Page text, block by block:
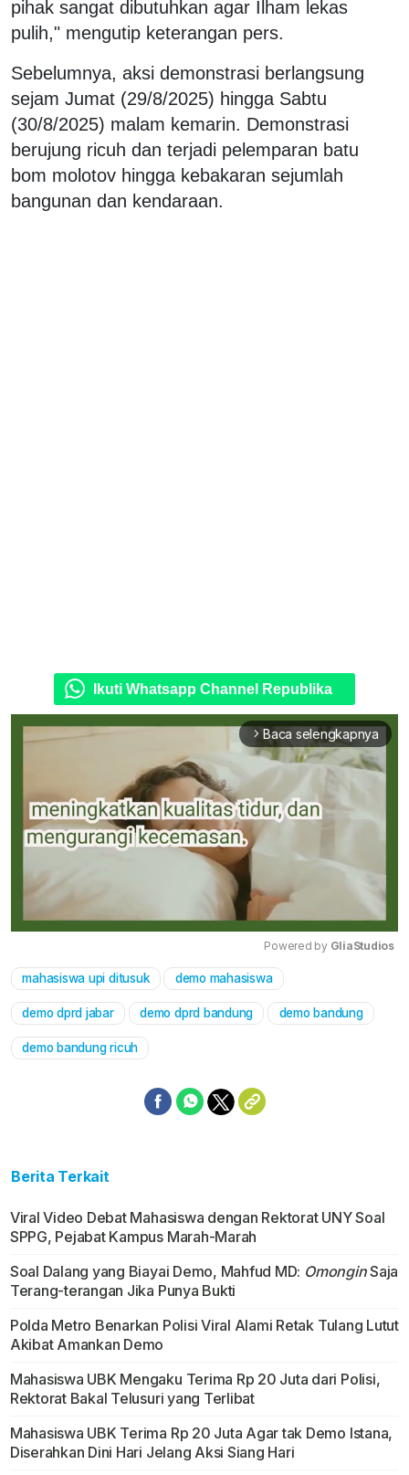
pihak sangat dibutuhkan agar Ilham lekas
pulih," mengutip keterangan pers.
Sebelumnya, aksi demonstrasi berlangsung
sejam Jumat (29/8/2025) hingga Sabtu
(30/8/2025) malam kemarin. Demonstrasi
berujung ricuh dan terjadi pelemparan batu
bom molotov hingga kebakaran sejumlah
bangunan dan kendaraan.
Ikuti Whatsapp Channel Republika
arrow_forward_ios Baca selengkapnya
Powered by GliaStudios
mahasiswa upi ditusuk demo mahasiswa
demo dprd jabar demo dprd bandung demo bandung
demo bandung ricuh
Berita Terkait
Viral Video Debat Mahasiswa dengan Rektorat UNY Soal
SPPG, Pejabat Kampus Marah-Marah
Soal Dalang yang Biayai Demo, Mahfud MD: OmonginSaja
Terang-terangan Jika Punya Bukti
Polda Metro Benarkan Polisi Viral Alami Retak Tulang Lutut
Akibat Amankan Demo
Mahasiswa UBK Mengaku Terima Rp 20 Juta dari Polisi,
Rektorat Bakal Telusuri yang Terlibat
Mahasiswa UBK Terima Rp 20 Juta Agar tak Demo Istana,
Diserahkan Dini Hari Jelang Aksi Siang Hari